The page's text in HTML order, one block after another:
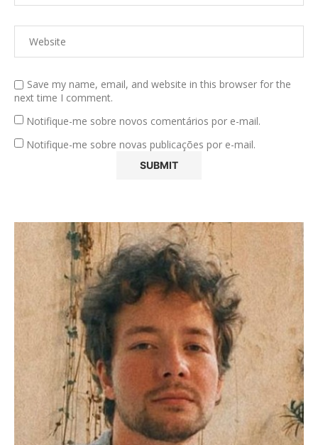
Save my name, email, and website in this browser for the
next time I comment.
Notifique-me sobre novos comentários por e-mail.
Notifique-me sobre novas publicações por e-mail.